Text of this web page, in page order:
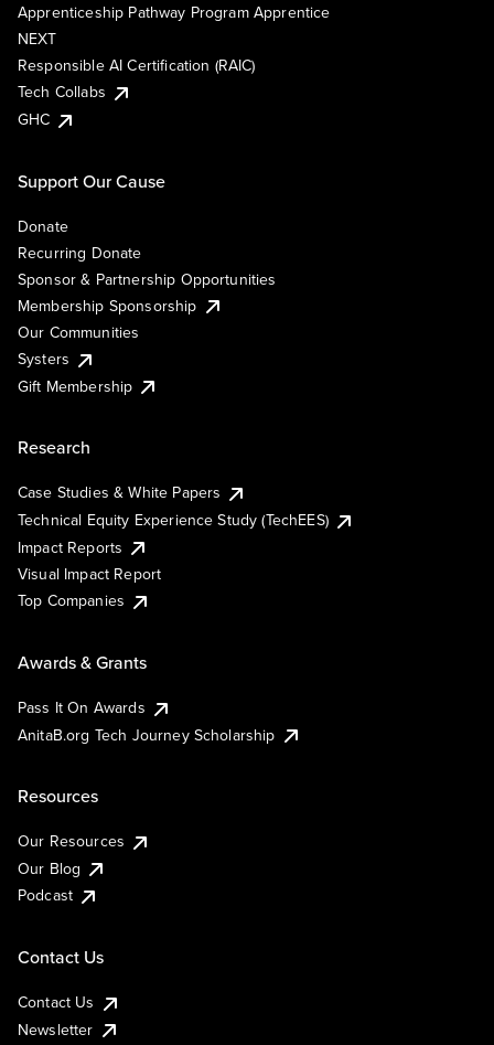
Apprenticeship Pathway Program Apprentice
NEXT
Responsible AI Certification (RAIC)
Tech Collabs
GHC
Support Our Cause
Donate
Recurring Donate
Sponsor & Partnership Opportunities
Membership Sponsorship
Our Communities
Systers
Gift Membership
Research
Case Studies & White Papers
Technical Equity Experience Study (TechEES)
Impact Reports
Visual Impact Report
Top Companies
Awards & Grants
Pass It On Awards
AnitaB.org Tech Journey Scholarship
Resources
Our Resources
Our Blog
Podcast
Contact Us
Contact Us
Newsletter